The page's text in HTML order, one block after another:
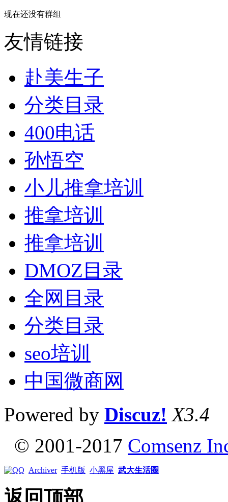
现在还没有群组
友情链接
赴美生子
分类目录
400电话
孙悟空
小儿推拿培训
推拿培训
推拿培训
DMOZ目录
全网目录
分类目录
seo培训
中国微商网
Powered by Discuz! X3.4
© 2001-2017 Comsenz
Archiver 手机版 小黑屋 武大生活圈
返回顶部